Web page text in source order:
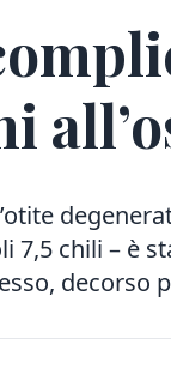
7,5 chili – è
decorso